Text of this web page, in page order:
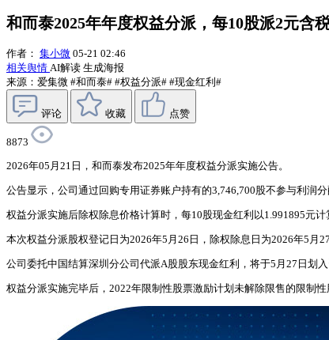
和而泰2025年年度权益分派，每10股派2元含
作者： 集小微 05-21 02:46
相关舆情 AI解读 生成海报
来源：爱集微 #和而泰# #权益分派# #现金红利#
评论 收藏 点赞
8873
2026年05月21日，和而泰发布2025年年度权益分派实施公告。
公告显示，公司通过回购专用证券账户持有的3,746,700股不参与利润
权益分派实施后除权除息价格计算时，每10股现金红利以1.991895元
本次权益分派股权登记日为2026年5月26日，除权除息日为2026年5月
公司委托中国结算深圳分公司代派A股股东现金红利，将于5月27日划
权益分派实施完毕后，2022年限制性股票激励计划未解除限售的限制性